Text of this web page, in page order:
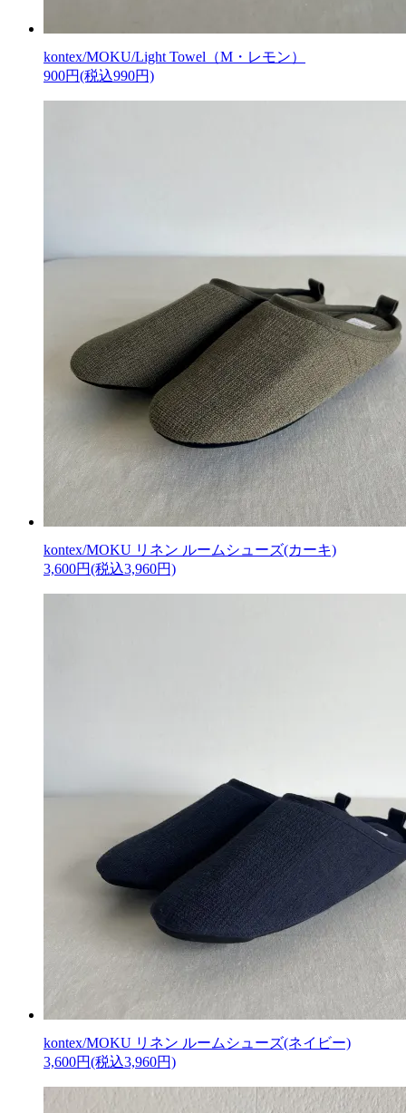
kontex/MOKU/Light Towel（M・レモン）
900円(税込990円)
kontex/MOKU リネン ルームシューズ(カーキ)
3,600円(税込3,960円)
kontex/MOKU リネン ルームシューズ(ネイビー)
3,600円(税込3,960円)